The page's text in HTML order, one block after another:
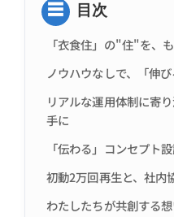
目次
「衣食住」の"住"を、
ノウハウなしで、「伸
リアルな運用体制に寄
手に
「伝わる」コンセプト
初動2万回再生と、社内
わたしたちが共創する